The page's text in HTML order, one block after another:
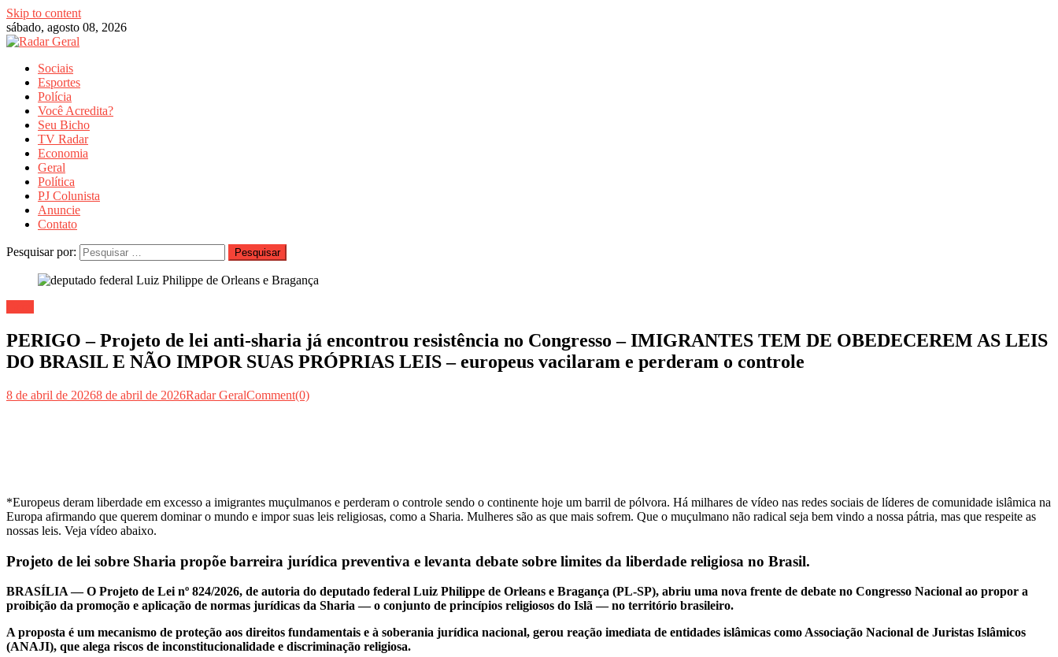
Skip to content
sábado, agosto 08, 2026
Sociais
Esportes
Polícia
Você Acredita?
Seu Bicho
TV Radar
Economia
Geral
Política
PJ Colunista
Anuncie
Contato
Pesquisar por:
PERIGO – Projeto de lei anti-sharia já encontrou resistência no Congresso – IMIGRANTES TEM DE OBEDECEREM AS LEIS
DO BRASIL E NÃO IMPOR SUAS PRÓPRIAS LEIS – europeus vacilaram e perderam o controle
8 de abril de 20268 de abril de 2026Radar GeralComment(0)
*Europeus deram liberdade em excesso a imigrantes muçulmanos e perderam o controle sendo o continente hoje um barril de pólvora. Há milhares de vídeo nas redes sociais de líderes de comunidade islâmica na
Europa afirmando que querem dominar o mundo e impor suas leis religiosas, como a Sharia. Mulheres são as que mais sofrem. Que o muçulmano não radical seja bem vindo a nossa pátria, mas que respeite as
nossas leis. Veja vídeo abaixo.
Projeto de lei sobre Sharia propõe barreira jurídica preventiva e levanta debate sobre limites da liberdade religiosa no Brasil.
BRASÍLIA — O Projeto de Lei nº 824/2026, de autoria do deputado federal Luiz Philippe de Orleans e Bragança (PL-SP), abriu uma nova frente de debate no Congresso Nacional ao propor a
proibição da promoção e aplicação de normas jurídicas da Sharia — o conjunto de princípios religiosos do Islã — no território brasileiro.
A proposta é um mecanismo de proteção aos direitos fundamentais e à soberania jurídica nacional, gerou reação imediata de entidades islâmicas como Associação Nacional de Juristas Islâmicos
(ANAJI), que alega riscos de inconstitucionalidade e discriminação religiosa.